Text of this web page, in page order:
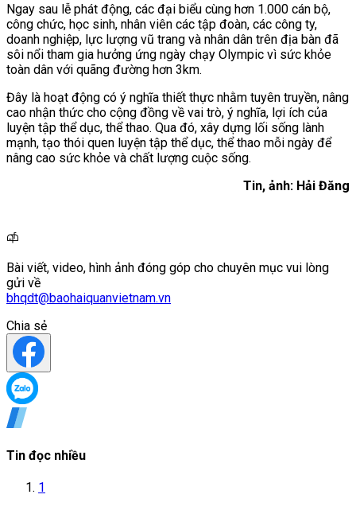
Ngay sau lễ phát động, các đại biểu cùng hơn 1.000 cán bộ,
công chức, học sinh, nhân viên các tập đoàn, các công ty,
doanh nghiệp, lực lượng vũ trang và nhân dân trên địa bàn đã
sôi nổi tham gia hưởng ứng ngày chạy Olympic vì sức khỏe
toàn dân với quãng đường hơn 3km.
Đây là hoạt động có ý nghĩa thiết thực nhằm tuyên truyền, nâng
cao nhận thức cho cộng đồng về vai trò, ý nghĩa, lợi ích của
luyện tập thể dục, thể thao. Qua đó, xây dựng lối sống lành
mạnh, tạo thói quen luyện tập thể dục, thể thao mỗi ngày để
nâng cao sức khỏe và chất lượng cuộc sống.
Tin, ảnh: Hải Đăng
Bài viết, video, hình ảnh đóng góp cho chuyên mục vui lòng
gửi về
bhqdt@baohaiquanvietnam.vn
Chia sẻ
Tin đọc nhiều
1